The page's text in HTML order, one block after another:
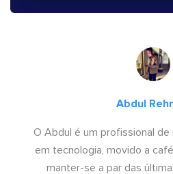
Abdul
O Abdul é um profissional
em tecnologia, movido a
manter-se a par das